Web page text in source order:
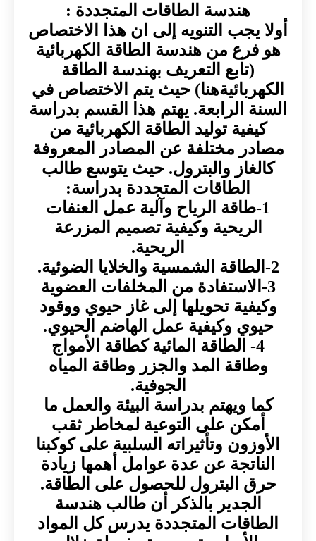
هندسة الطاقات المتجددة :
أولا يجب التنويه إلى ان هذا الاختصاص
هو فرع من هندسة الطاقة الكهربائية
(تابع التعريف بهندسة الطاقة
الكهربائيةهنا) حيث يتم الاختصاص في
السنة الرابعة. يهتم هذا القسم بدراسة
كيفية توليد الطاقة الكهربائية من
مصادر مختلفة عن المصادر المعروفة
كالغاز والبترول. حيث يتوسع طالب
الطاقات المتجددة بدراسة:
1-طاقة الرياح وآلية عمل العنفات
الريحية وكيفية تصميم المزرعة
الريحية.
2-الطاقة الشمسية والخلايا الضوئية.
3-الاستفادة من المخلفات العضوية
وكيفية تحويلها إلى غاز حيوي ووقود
حيوي وكيفية عمل الهاضم الحيوي.
4- الطاقة المائية كطاقة الأمواج
وطاقة المد والجزر وطاقة المياه
الجوفية.
كما ويهتم بدراسة البيئة والعمل ما
أمكن على التوعية لمخاطر ثقب
الأوزون وتأثيراته السلبية على كوكبنا
الناتجة عن عدة عوامل أهمها زيادة
حرق البترول للحصول على الطاقة.
الجدير بالذكر أن طالب هندسة
الطاقات المتجددة يدرس كل المواد